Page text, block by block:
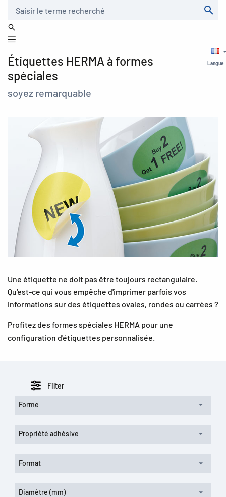
Langue
Étiquettes HERMA à formes
spéciales
soyez remarquable
Une étiquette ne doit pas être toujours rectangulaire.
Qu'est-ce qui vous empêche d'imprimer parfois vos
informations sur des étiquettes ovales, rondes ou carrées ?
Profitez des formes spéciales HERMA pour une
configuration d'étiquettes personnalisée.
Filter
Forme
Propriété adhésive
Format
Diamètre (mm)